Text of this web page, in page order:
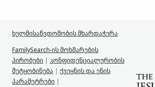
ხელმისაწვდომობის მხარდაჭერა
FamilySearch-ის მოხმარების
პირობები | კონფიდენციალურობის
შეტყობინება | ქვეყნის და ენის
პარამეტრები |